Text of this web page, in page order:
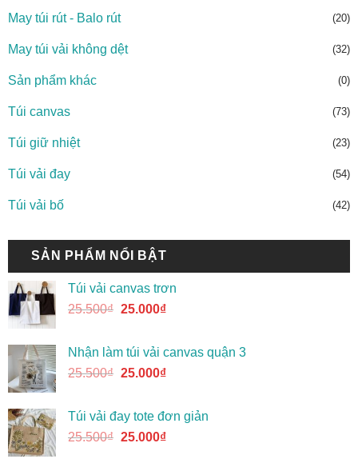
May túi rút - Balo rút (20)
May túi vải không dệt (32)
Sản phẩm khác (0)
Túi canvas (73)
Túi giữ nhiệt (23)
Túi vải đay (54)
Túi vải bố (42)
SẢN PHẨM NỔI BẬT
Túi vải canvas trơn
25.500₫ 25.000₫
Nhận làm túi vải canvas quận 3
25.500₫ 25.000₫
Túi vải đay tote đơn giản
25.500₫ 25.000₫